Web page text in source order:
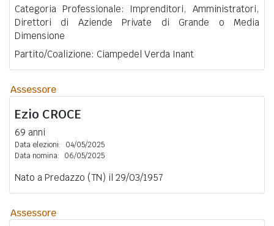
Categoria Professionale: Imprenditori, Amministratori,
Direttori di Aziende Private di Grande o Media
Dimensione
Partito/Coalizione: Ciampedel Verda Inant
Assessore
Ezio CROCE
69 anni
Data elezioni:
04/05/2025
Data nomina:
06/05/2025
Nato a Predazzo (TN) il 29/03/1957
Assessore